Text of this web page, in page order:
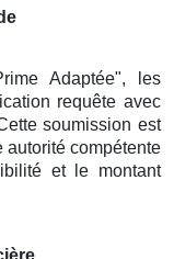
Adaptée", les
requête avec
soumission est
autorité compétente
et le montant